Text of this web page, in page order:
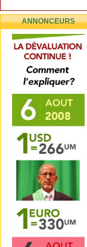
ANNONCEURS